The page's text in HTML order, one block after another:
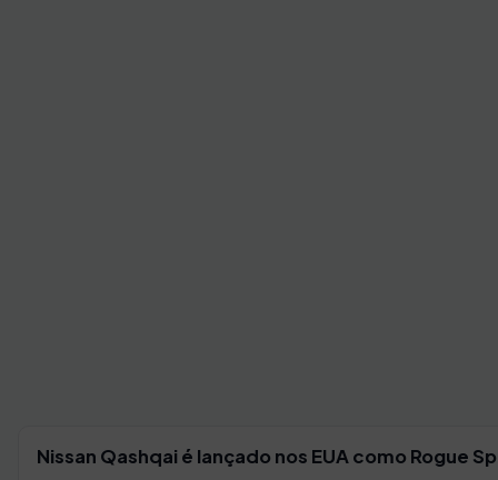
Nissan Qashqai é lançado nos EUA como Rogue